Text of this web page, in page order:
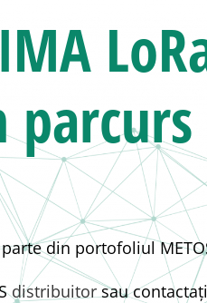
parte din portofoliul
distribuitorsau contactați